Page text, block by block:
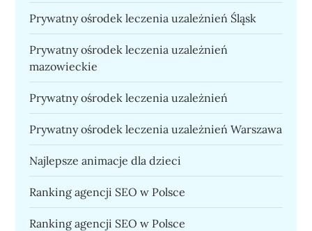
Prywatny ośrodek leczenia uzależnień Śląsk
Prywatny ośrodek leczenia uzależnień
mazowieckie
Prywatny ośrodek leczenia uzależnień
Prywatny ośrodek leczenia uzależnień Warszawa
Najlepsze animacje dla dzieci
Ranking agencji SEO w Polsce
Ranking agencji SEO w Polsce